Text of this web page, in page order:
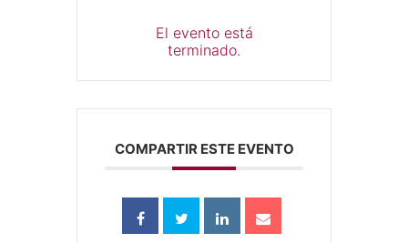
El evento está
terminado.
COMPARTIR ESTE EVENTO